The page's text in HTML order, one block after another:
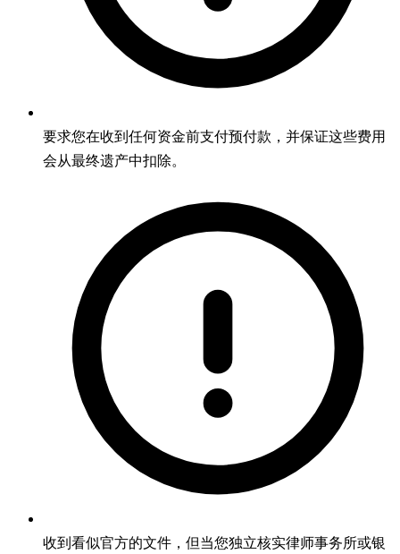
要求您在收到任何资金前支付预付款，并保证这些费用
会从最终遗产中扣除。
收到看似官方的文件，但当您独立核实律师事务所或银